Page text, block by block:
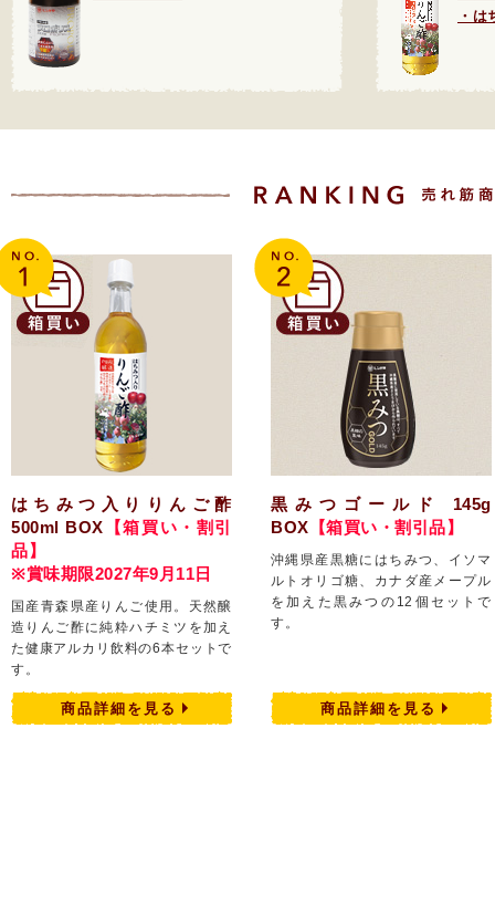
・は
はちみつ入りりんご酢
500ml BOX 【箱買い・割引
品】
※賞味期限2027年9月11日
国産青森県産りんご使用。天然醸
造りんご酢に純粋ハチミツを加え
た健康アルカリ飲料の6本セットで
す。
商品詳細を見る
黒みつゴールド 145g
BOX 【箱買い・割引品】
沖縄県産黒糖にはちみつ、イソマ
ルトオリゴ糖、カナダ産メープル
を加えた黒みつの12個セットで
す。
商品詳細を見る